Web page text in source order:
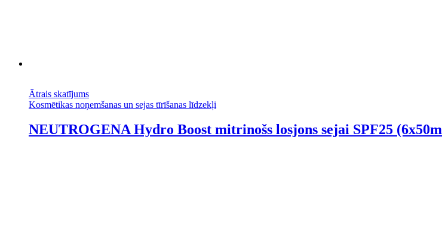
Ātrais skatījums
Kosmētikas noņemšanas un sejas tīrīšanas līdzekļi
NEUTROGENA Hydro Boost mitrinošs losjons sejai SPF25